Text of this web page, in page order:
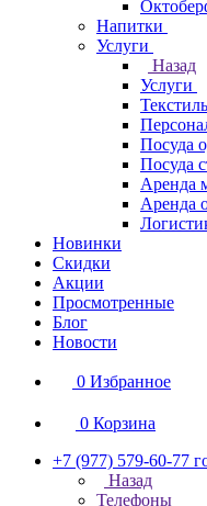
Напитки
Услуги
Назад
Услуги
Текстиль
Посуда
Посуда
Аренда
Аренда
Новинки
Скидки
Акции
Просмотренные
Блог
Новости
0 Избранное
0 Корзина
+7 (977) 579-60-77
Назад
Телефоны